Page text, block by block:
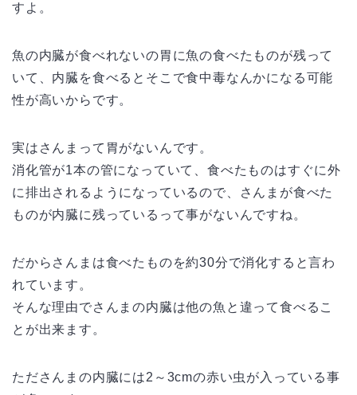
すよ。
魚の内臓が食べれないの胃に魚の食べたものが残って
いて、内臓を食べるとそこで食中毒なんかになる可能
性が高いからです。
実はさんまって胃がないんです。
消化管が1本の管になっていて、食べたものはすぐに外
に排出されるようになっているので、さんまが食べた
ものが内臓に残っているって事がないんですね。
だからさんまは食べたものを約30分で消化すると言わ
れています。
そんな理由でさんまの内臓は他の魚と違って食べるこ
とが出来ます。
たださんまの内臓には2～3cmの赤い虫が入っている事